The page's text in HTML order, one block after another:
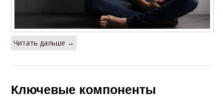
Читать дальше →
Ключевые компоненты